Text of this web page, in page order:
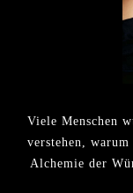
Viele Menschen
verstehen,
Alchemie der